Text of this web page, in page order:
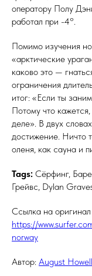
оператору Полу
работал при -4°.
Помимо изучения
«арктические
каково это —
ограничения
итог: «Если ты
Потому что
деле». В двух
достижение. Ничто
оленя, как сауна и
Tags: Сёрфинг,
Грейвс, Dylan
Ссылка на оригинал
https://
norway
Автор: August Howell